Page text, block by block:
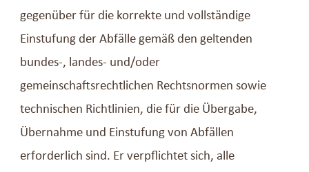
gegenüber für die korrekte und vollständige
Einstufung der Abfälle gemäß den geltenden
bundes-, landes- und/oder
gemeinschaftsrechtlichen Rechtsnormen sowie
technischen Richtlinien, die für die Übergabe,
Übernahme und Einstufung von Abfällen
erforderlich sind. Er verpflichtet sich, alle